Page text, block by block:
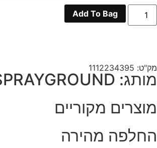
כמות
GRAFF
Add To Bag
מק"ט: 1112234395
מותג: SPRAYGROUND
מוצרים מקוריים
החלפה מהירה